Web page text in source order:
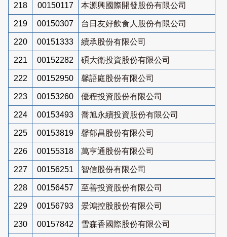
218 00150117 本源興國際開發股份有限公司
219 00150307 台日友好飲食人股份有限公司
220 00151333 續承股份有限公司
221 00152282 碩大衛投資股份有限公司
222 00152950 馨語庭股份有限公司
223 00153260 優程投資股份有限公司
224 00153493 喬旭永續投資股份有限公司
225 00153819 馨郁昌股份有限公司
226 00155318 萬亨通股份有限公司
227 00156251 智信股份有限公司
228 00156457 至善投資股份有限公司
229 00156793 景鴻控股股份有限公司
230 00157842 雪森香國際股份有限公司